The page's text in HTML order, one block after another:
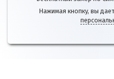
Нажимая кнопку, вы